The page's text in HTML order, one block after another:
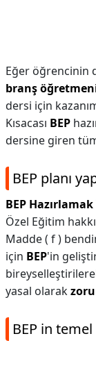
Eğer öğrencinin
branş
dersi için
Kısacası BEP
dersine giren
BEP planı
BEP Hazırlamak
Özel Eğitim
Madde ( f )
için BEP'in
yasal olarak
BEP in